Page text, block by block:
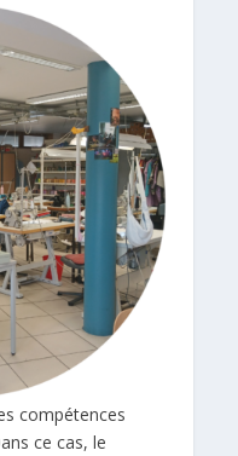
compétences
ce cas, le